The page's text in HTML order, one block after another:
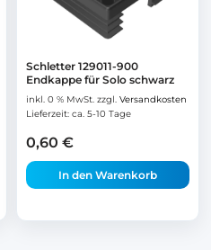
Schletter 129011-900
Endkappe für Solo schwarz
inkl. 0 % MwSt. zzgl. Versandkosten
Lieferzeit: ca. 5-10 Tage
0,60 €
In den Warenkorb